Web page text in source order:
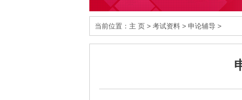
当前位置： 主 页 > 考试资料 > 申论辅导 >